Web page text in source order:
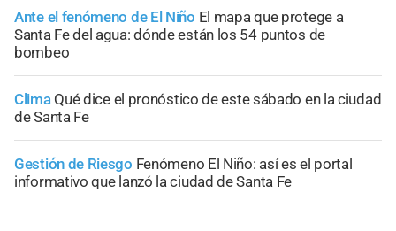
Ante el fenómeno de El Niño El mapa que protege a
Santa Fe del agua: dónde están los 54 puntos de
bombeo
Clima Qué dice el pronóstico de este sábado en la ciudad
de Santa Fe
Gestión de Riesgo Fenómeno El Niño: así es el portal
informativo que lanzó la ciudad de Santa Fe